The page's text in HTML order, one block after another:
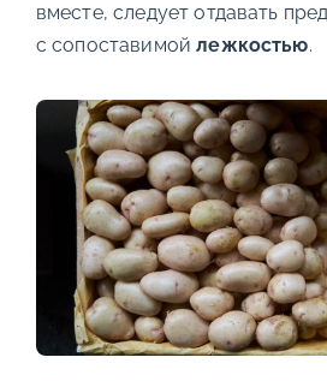
вместе, следует отдавать
с сопоставимойлежкостью.